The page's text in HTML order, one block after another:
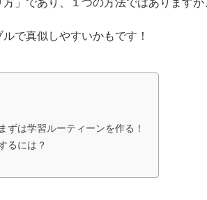
」であり、１つの方法ではあります
で真似しやすいかもです！
ずは学習ルーティーンを作る！
るには？